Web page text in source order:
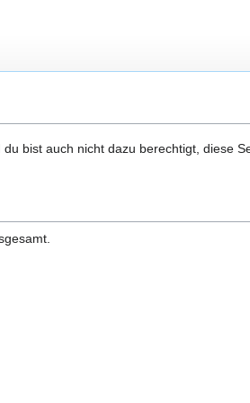
bist auch nicht dazu berechtigt, diese